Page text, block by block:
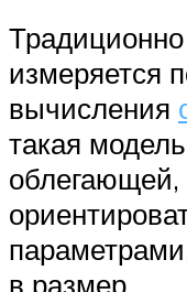
измеряется
вычисления
такая
облегающей,
в размер